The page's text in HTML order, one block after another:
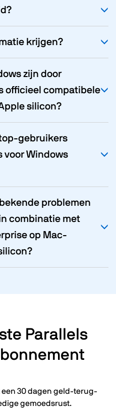
krijgen?
zijn door
officieel compatibele
silicon?
gebruikers
voor Windows
problemen
combinatie met
op Mac-
Parallels
30 dagen geld-terug-
gemoedsrust.